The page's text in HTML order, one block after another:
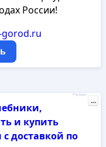
России!
и купить
доставкой по
Реклама
...